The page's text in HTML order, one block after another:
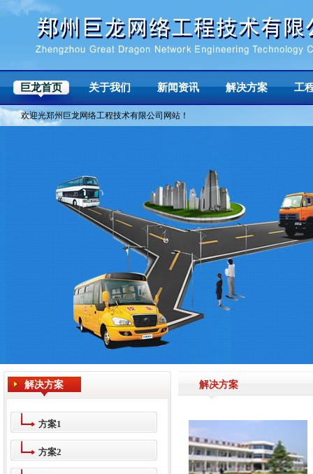
巨龙首页 关于我们 新闻资讯 解决方案 工
欢迎光郑州巨龙网络工程技术有限公司网站！
解决方案
方案1
方案2
解决方案